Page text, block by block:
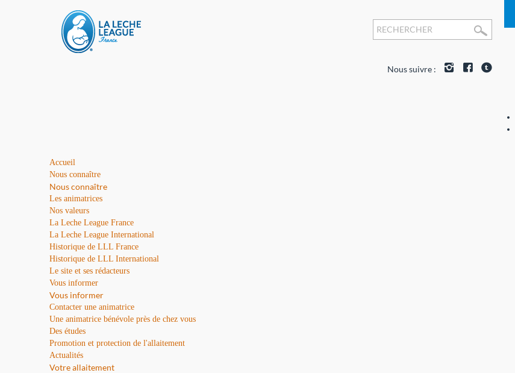
Nous suivre :
Accueil
Nous connaître
Nous connaître
Les animatrices
Nos valeurs
La Leche League France
La Leche League International
Historique de LLL France
Historique de LLL International
Le site et ses rédacteurs
Vous informer
Vous informer
Contacter une animatrice
Une animatrice bénévole près de chez vous
Des études
Promotion et protection de l'allaitement
Actualités
Votre allaitement